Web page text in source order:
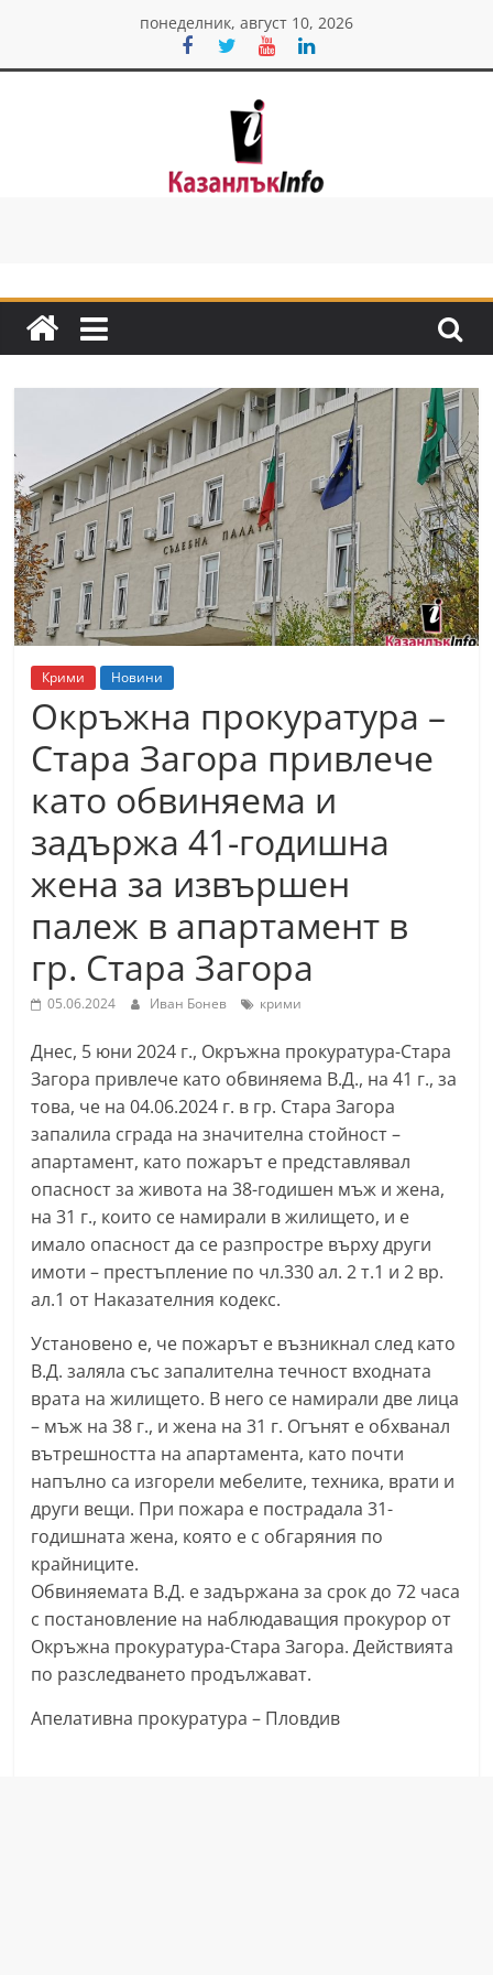
content
понеделник, август 10, 2026
Казанлък
Н
в
и
н
и
о
К
а
н
ъ
к
и
б
л
а
с
т
С
т
а
р
а
З
а
г
о
р
–
k
a
z
n
l
a
k
.
i
n
f
Крими Новини
Окръжна прокуратура –
Стара Загора привлече
като обвиняема и
задържа 41-годишна
жена за извършен
палеж в апартамент в
гр. Стара Загора
05.06.2024 Иван Бонев крими
Днес, 5 юни 2024 г., Окръжна прокуратура-Стара
Загора привлече като обвиняема В.Д., на 41 г., за
това, че на 04.06.2024 г. в гр. Стара Загора
запалила сграда на значителна стойност –
апартамент, като пожарът е представлявал
опасност за живота на 38-годишен мъж и жена,
на 31 г., които се намирали в жилището, и е
имало опасност да се разпростре върху други
имоти – престъпление по чл.330 ал. 2 т.1 и 2 вр.
ал.1 от Наказателния кодекс.
Установено е, че пожарът е възникнал след като
В.Д. заляла със запалителна течност входната
врата на жилището. В него се намирали две лица
– мъж на 38 г., и жена на 31 г. Огънят е обхванал
вътрешността на апартамента, като почти
напълно са изгорели мебелите, техника, врати и
други вещи. При пожара е пострадала 31-
годишната жена, която е с обгаряния по
крайниците.
Обвиняемата В.Д. е задържана за срок до 72 часа
с постановление на наблюдаващия прокурор от
Окръжна прокуратура-Стара Загора. Действията
по разследването продължават.
Апелативна прокуратура – Пловдив